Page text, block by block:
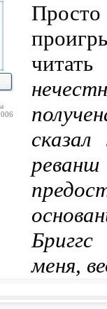
меня,